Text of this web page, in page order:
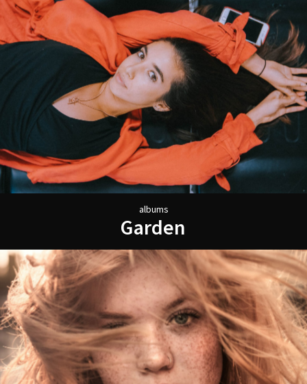
albums
Garden